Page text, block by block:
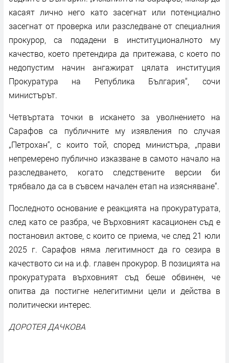
касаят лично него като засегнат или потенциално
засегнат от проверка или разследване от специалния
прокурор, са подадени в институционалното му
качество, което претендира да притежава, с което по
недопустим начин ангажират цялата институция
Прокуратура на Република България“, сочи
министърът.
Четвъртата точки в искането за уволнението на
Сарафов са публичните му изявления по случая
„Петрохан“, с които той, според министъра, „прави
непремерено публично изказване в самото начало на
разследването, когато следствените версии би
трябвало да са в съвсем начален етап на изясняване“.
Последното основание е реакцията на прокуратурата,
след като се разбра, че Върховният касационен съд е
постановил актове, с които се приема, че след 21 юли
2025 г. Сарафов няма легитимност да го сезира в
качеството си на и.ф. главен прокурор. В позицията на
прокуратурата върховният съд беше обвинен, че
опитва да постигне нелегитимни цели и действа в
политически интерес.
ДОРОТЕЯ ДАЧКОВА